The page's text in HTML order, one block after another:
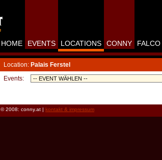
HOME EVENTS LOCATIONS CONNY FALCO
Location: Palais Ferstel
Events:
© 2008: conny.at | kontakt & impressum